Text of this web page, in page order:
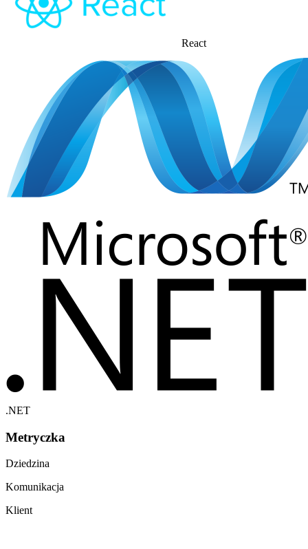
React
.NET
Metryczka
Dziedzina
Komunikacja
Klient